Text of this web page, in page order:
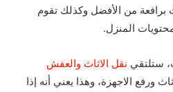
برافعة من الأفضل وكذلك تقوم
المنزل.
ستلتقي نقل الاثاث والعفش
ورفع الاجهزة، وهذا يعني أنه إذا